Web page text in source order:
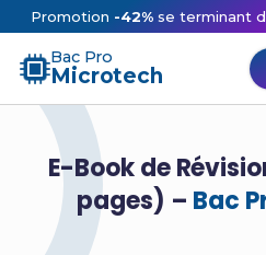
Promotion -42%se terminant
Bac Pro
Microtech
E-Book de
pages) – Bac